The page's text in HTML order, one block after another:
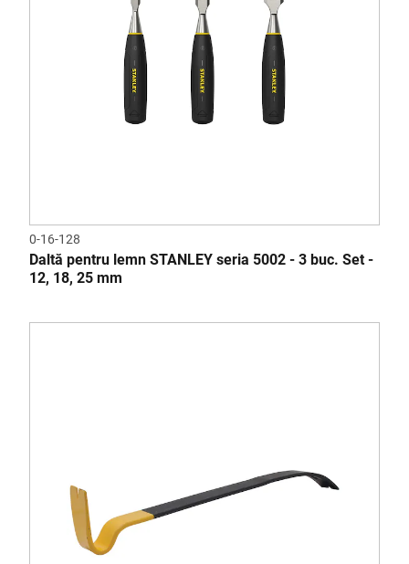
0-16-128
Daltă pentru lemn STANLEY seria 5002 - 3 buc. Set -
12, 18, 25 mm